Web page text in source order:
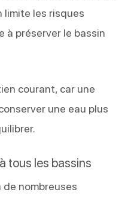
les risques
à préserver le bassin
courant, car une
une eau plus
tous les bassins
de nombreuses